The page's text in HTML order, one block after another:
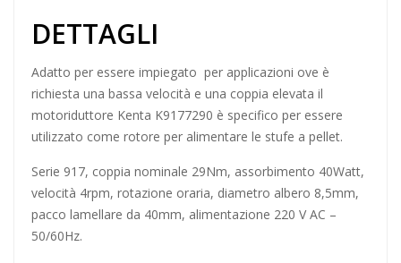
DETTAGLI
Adatto per essere impiegato per applicazioni ove è
richiesta una bassa velocità e una coppia elevata il
motoriduttore Kenta K9177290 è specifico per essere
utilizzato come rotore per alimentare le stufe a pellet.
Serie 917, coppia nominale 29Nm, assorbimento 40Watt,
velocità 4rpm, rotazione oraria, diametro albero 8,5mm,
pacco lamellare da 40mm, alimentazione 220 V AC –
50/60Hz.